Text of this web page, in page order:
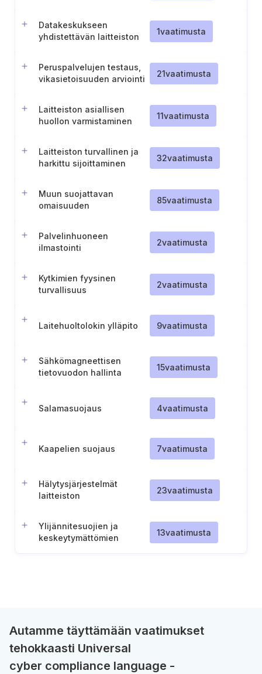
Datakeskukseen
yhdistettävän laitteiston
1vaatimusta
Peruspalvelujen testaus,
vikasietoisuuden arviointi
21vaatimusta
Laitteiston asiallisen
huollon varmistaminen
11vaatimusta
Laitteiston turvallinen ja
harkittu sijoittaminen
32vaatimusta
Muun suojattavan
omaisuuden
85vaatimusta
Palvelinhuoneen
ilmastointi
2vaatimusta
Kytkimien fyysinen
turvallisuus
2vaatimusta
Laitehuoltolokin ylläpito 9vaatimusta
Sähkömagneettisen
tietovuodon hallinta
15vaatimusta
Salamasuojaus 4vaatimusta
Kaapelien suojaus 7vaatimusta
Hälytysjärjestelmät
laitteiston
23vaatimusta
Ylijännitesuojien ja
keskeytymättömien
13vaatimusta
Autamme täyttämään vaatimukset
tehokkaasti Universal
cyber compliance language -